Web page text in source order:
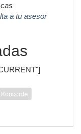
a tu asesor
Koncorde